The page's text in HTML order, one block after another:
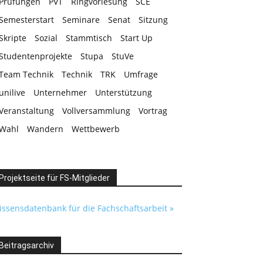
Seminare Senat
Sitzung
Sozial Stammtisch
Start Up
Stupa
StuVe
Technik
Technik TRK
Umfrage
Unternehmer
Unterstützung
Vollversammlung
Vortrag
Wandern Wettbewerb
für FS-Mitglieder
für die Fachschaftsarbeit »